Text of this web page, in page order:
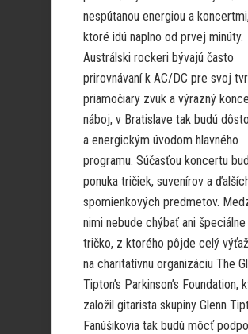
nespútanou energiou a koncertmi,
ktoré idú naplno od prvej minúty.
Austrálski rockeri bývajú často
prirovnávaní k AC/DC pre svoj
priamočiary zvuk a výrazný
náboj, v Bratislave tak budú
a energickým úvodom hlavného
programu. Súčasťou koncertu
ponuka tričiek, suvenírov a
spomienkových predmetov.
nimi nebude chýbať ani špeciálne
tričko, z ktorého pôjde celý
na charitatívnu organizáciu The
Tipton’s Parkinson’s Foundation,
založil gitarista skupiny Glenn
Fanúšikovia tak budú môcť